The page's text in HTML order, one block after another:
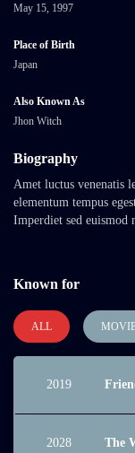
May 15, 1997
Place of Birth
Japan
Also Known As
Jhon Witch
Biography
Amet luctus venenatis
elementum tempus
Imperdiet sed euismod
tempor commodo
Amet luctus venenatis
elementum tempus
Imperdiet sed euismod
eros donec ac odio
Known for
ALL
2019
2028 The